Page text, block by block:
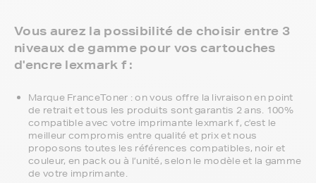
Vous aurez la possibilité de choisir entre 3
niveaux de gamme pour vos cartouches
d'encre lexmark f :
Marque FranceToner : on vous offre la livraison en point
de retrait et tous les produits sont garantis 2 ans. 100%
compatible avec votre imprimante lexmark f, c'est le
meilleur compromis entre qualité et prix et nous
proposons toutes les références compatibles, noir et
couleur, en pack ou à l’unité, selon le modèle et la gamme
de votre imprimante.